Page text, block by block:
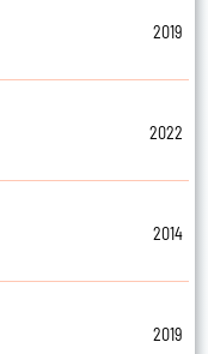
2019
2022
2014
2019